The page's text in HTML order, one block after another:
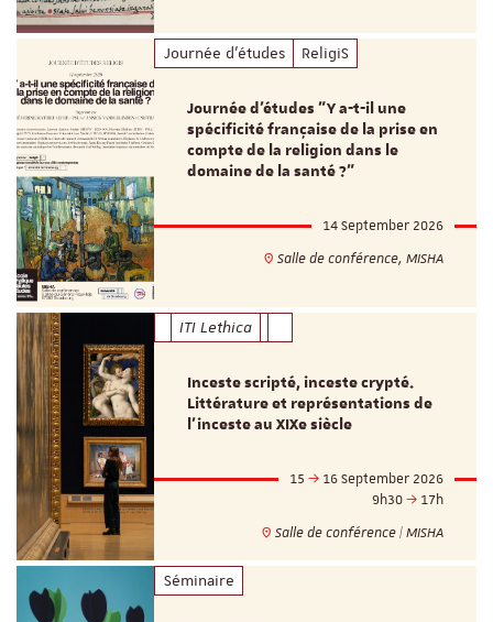
Journée d'études ReligiS
Journée d’études "Y a-t-il une
spécificité française de la prise en
compte de la religion dans le
domaine de la santé ?"
14 September 2026
Salle de conférence, MISHA
ITI Lethica
Inceste scripté, inceste crypté.
Littérature et représentations de
l’inceste au XIXe siècle
15
16 September 2026
9h30
17h
Salle de conférence | MISHA
Séminaire